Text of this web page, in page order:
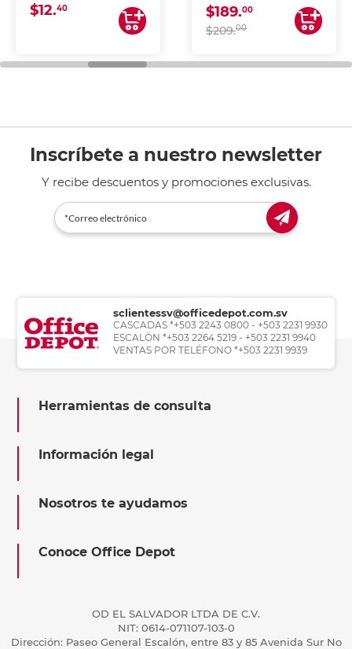
$12.40 $189.00
$209.00
Inscríbete a nuestro newsletter
Y recibe descuentos y promociones exclusivas.
sclientessv@officedepot.com.sv
CASCADAS *+503 2243 0800 - +503 2231 9930
ESCALÓN *+503 2264 5219 - +503 2231 9940
VENTAS POR TELÉFONO *+503 2231 9939
Herramientas de consulta
Información legal
Nosotros te ayudamos
Conoce Office Depot
OD EL SALVADOR LTDA DE C.V.
NIT: 0614-071107-103-0
Dirección: Paseo General Escalón, entre 83 y 85 Avenida Sur No